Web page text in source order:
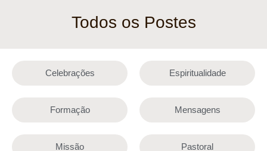
Todos os Postes
Celebrações Espiritualidade
Formação Mensagens
Missão Pastoral